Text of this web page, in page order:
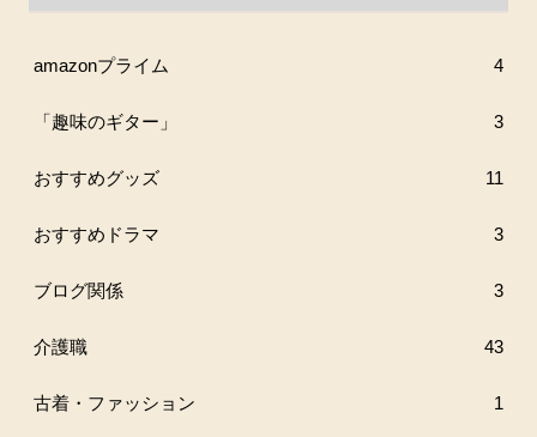
amazonプライム 4
「趣味のギター」 3
おすすめグッズ 11
おすすめドラマ 3
ブログ関係 3
介護職 43
古着・ファッション 1